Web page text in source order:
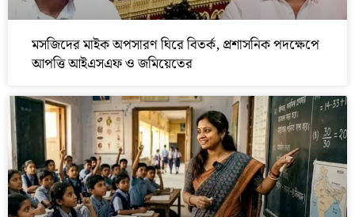
মসজিদের মাইক অপসারণ ঘিরে বিতর্ক, প্রশাসনিক পদক্ষেপে
আপত্তি আইএসএফ ও জমিয়েতের